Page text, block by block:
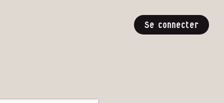
Se connecter